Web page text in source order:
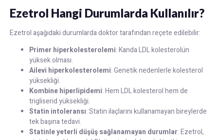
Ezetrol Hangi Durumlarda Kullanılır?
Ezetrol aşağıdaki durumlarda doktor tarafından reçete edilebilir:
Primer hiperkolesterolemi: Kanda LDL kolesterolün
yüksek olması.
Ailevi hiperkolesterolemi: Genetik nedenlerle kolesterol
yüksekliği.
Kombine hiperlipidemi: Hem LDL kolesterol hem de
trigliserid yüksekliği.
Statin intoleransı: Statin ilaçlarını kullanamayan bireylerde
tek başına tedavi.
Statinle yeterli düşüş sağlanamayan durumlar: Ezetrol,